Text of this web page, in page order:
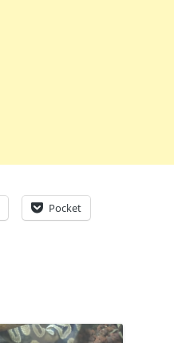
Pocket